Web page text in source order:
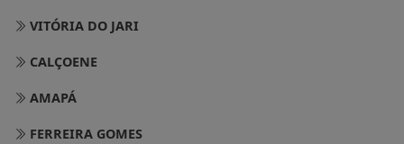
VITÓRIA DO JARI
CALÇOENE
AMAPÁ
FERREIRA GOMES